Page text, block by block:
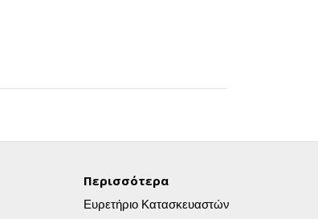
Περισσότερα
Ευρετήριο Κατασκευαστών